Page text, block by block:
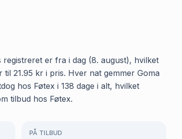
er fra i dag (8. august), hvilket
21.95 kr i pris. Hver nat gemmer Goma
hos Føtex i 138 dage i alt, hvilket
tilbud hos Føtex.
PÅ TILBUD